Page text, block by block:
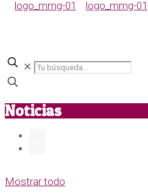
✕
Noticias
Mostrar todo